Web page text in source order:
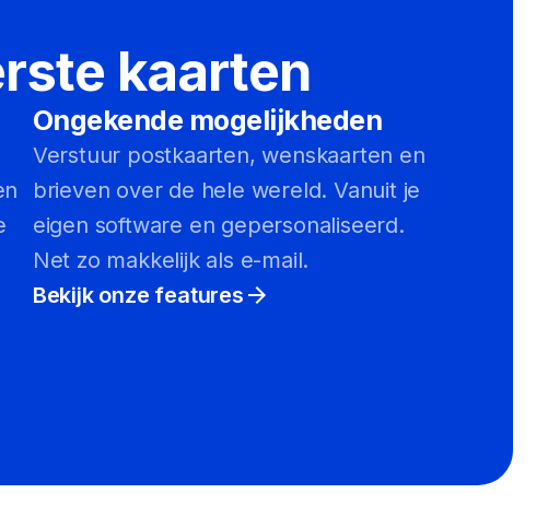
kaarten
Ongekende mogelijkheden
Verstuur postkaarten, wenskaarten en
brieven over de hele wereld. Vanuit je
eigen software en gepersonaliseerd.
Net zo makkelijk als e-mail.
Bekijk onze features arrow_forward